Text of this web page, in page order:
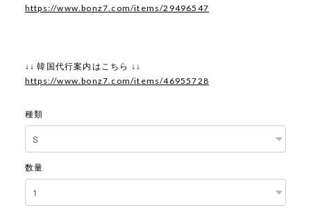
https://www.bonz7.com/items/29496547
↓↓ 韓国代行案内はこちら ↓↓
https://www.bonz7.com/items/46955728
種類
数量